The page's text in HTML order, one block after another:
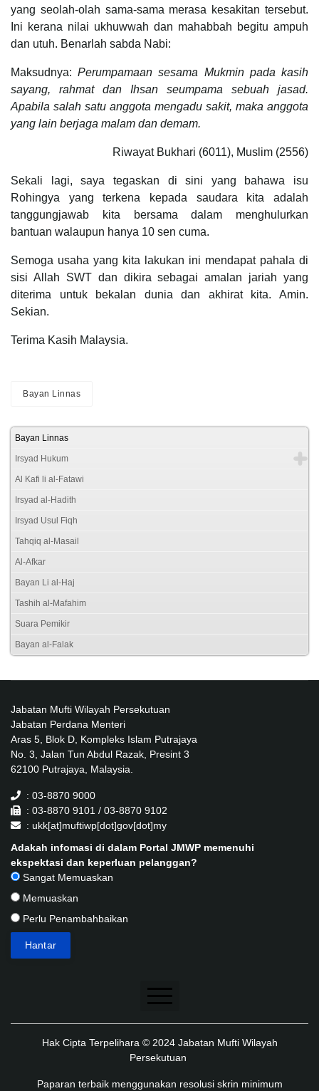
yang seolah-olah sama-sama merasa kesakitan tersebut.
Ini kerana nilai ukhuwwah dan mahabbah begitu ampuh
dan utuh. Benarlah sabda Nabi:
Maksudnya:Perumpamaan sesama Mukmin pada kasih
sayang, rahmat dan Ihsan seumpama sebuah jasad.
Apabila salah satu anggota mengadu sakit, maka anggota
yang lain berjaga malam dan demam.
Riwayat Bukhari (6011), Muslim (2556)
Sekali lagi, saya tegaskan di sini yang bahawa isu
Rohingya yang terkena kepada saudara kita adalah
tanggungjawab kita bersama dalam menghulurkan
bantuan walaupun hanya 10 sen cuma.
Semoga usaha yang kita lakukan ini mendapat pahala di
sisi Allah SWT dan dikira sebagai amalan jariah yang
diterima untuk bekalan dunia dan akhirat kita. Amin.
Sekian.
Terima Kasih Malaysia.
Bayan Linnas
Bayan Linnas
Irsyad Hukum
Al Kafi li al-Fatawi
Irsyad al-Hadith
Irsyad Usul Fiqh
Tahqiq al-Masail
Al-Afkar
Bayan Li al-Haj
Tashih al-Mafahim
Suara Pemikir
Bayan al-Falak
Jabatan Mufti Wilayah Persekutuan
Jabatan Perdana Menteri
Aras 5, Blok D, Kompleks Islam Putrajaya
No. 3, Jalan Tun Abdul Razak, Presint 3
62100 Putrajaya, Malaysia.
: 03-8870 9000
: 03-8870 9101 / 03-8870 9102
: ukk[at]muftiwp[dot]gov[dot]my
Adakah infomasi di dalam Portal JMWP memenuhi
ekspektasi dan keperluan pelanggan?
Sangat Memuaskan
Memuaskan
Perlu Penambahbaikan
Penafian
Dasar Keselamatan
Hak Cipta Terpelihara © 2024 Jabatan Mufti Wilayah
Persekutuan
Paparan terbaik menggunakan resolusi skrin minimum